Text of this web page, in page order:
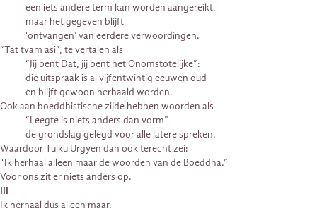
een iets andere term kan worden aangereikt,
maar het gegeven blijft
‘ontvangen’ van eerdere verwoordingen.
“Tat tvam asi”, te vertalen als
“Jij bent Dat, jij bent het Onomstotelijke”:
die uitspraak is al vijfentwintig eeuwen oud
en blijft gewoon herhaald worden.
Ook aan boeddhistische zijde hebben woorden als
“Leegte is niets anders dan vorm”
de grondslag gelegd voor alle latere spreken.
Waardoor Tulku Urgyen dan ook terecht zei:
“Ik herhaal alleen maar de woorden van de Boeddha.”
Voor ons zit er niets anders op.
III
Ik herhaal dus alleen maar.